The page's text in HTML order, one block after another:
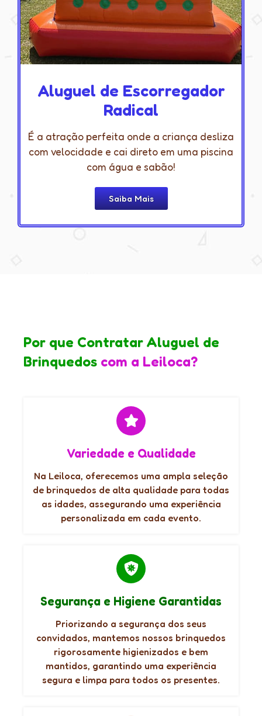
Aluguel de Escorregador
Radical
É a atração perfeita onde a criança desliza
com velocidade e cai direto em uma piscina
com água e sabão!
Saiba Mais
Por que Contratar Aluguel de
Brinquedos com a Leiloca?
Variedade e Qualidade
Na Leiloca, oferecemos uma ampla seleção
de brinquedos de alta qualidade para todas
as idades, assegurando uma experiência
personalizada em cada evento.
Segurança e Higiene Garantidas
Priorizando a segurança dos seus
convidados, mantemos nossos brinquedos
rigorosamente higienizados e bem
mantidos, garantindo uma experiência
segura e limpa para todos os presentes.